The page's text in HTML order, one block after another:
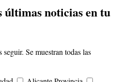
noticias en tu
Se muestran todas las